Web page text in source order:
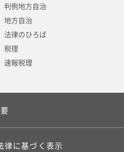
判例地方自治
地方自治
法律のひろば
税理
速報税理
律に基づく表示